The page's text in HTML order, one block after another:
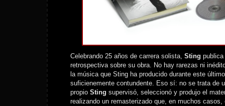
Celebrando 25 años de carrera solista, Sting
retrospectiva sobre su obra. No hay rarezas ni
la música que Sting ha producido durante este
suficienemente contundente. Eso sí: no se trata de
propio Sting supervisó, seleccionó y produjo el
realizando un remasterizado que, en muchos casos,